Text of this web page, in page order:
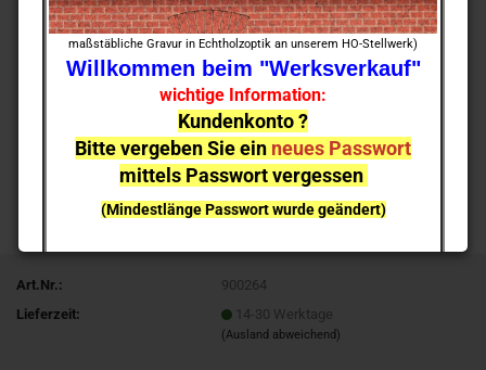
maßstäbliche Gravur in Echtholzoptik an unserem HO-Stellwerk)
Willkommen beim "Werksverkauf"
wichtige Information:
Kundenkonto ?
Bitte vergeben Sie ein neues Passwort
mittels Passwort vergessen
(Mindestlänge Passwort wurde geändert)
Lieferverzögerungen
NEUHEITEN sind nicht sofort lieferbar, sie können gern
Ich melde mich bei Erscheinen
Art.Nr.:
900264
Lieferzeit:
14-30 Werktage
(Ausland abweichend)